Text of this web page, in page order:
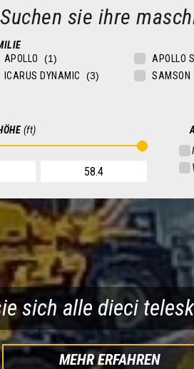
Bausektor,
und Transport
V
Teleskoplader
SUCHEN
STARRE
Suchen sie ihre
APOLLO
APOLLO
ICARUS DYNAMIC
SAMSON
(ft)
sich alle dieci
MEHR ERFAHREN